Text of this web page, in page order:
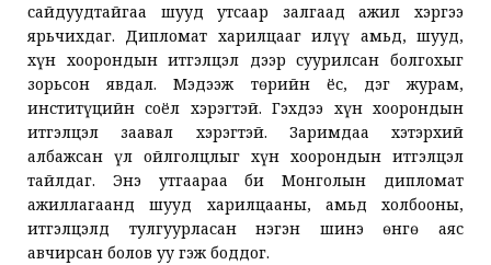
сайдуудтайгаа шууд утсаар залгаад ажил хэргээ
ярьчихдаг. Дипломат харилцааг илүү амьд, шууд,
хүн хоорондын итгэлцэл дээр суурилсан болгохыг
зорьсон явдал. Мэдээж төрийн ёс, дэг журам,
инститүцийн соёл хэрэгтэй. Гэхдээ хүн хоорондын
итгэлцэл заавал хэрэгтэй. Заримдаа хэтэрхий
албажсан үл ойлголцлыг хүн хоорондын итгэлцэл
тайлдаг. Энэ утгаараа би Монголын дипломат
ажиллагаанд шууд харилцааны, амьд холбооны,
итгэлцэлд тулгуурласан нэгэн шинэ өнгө аяс
авчирсан болов уу гэж боддог.